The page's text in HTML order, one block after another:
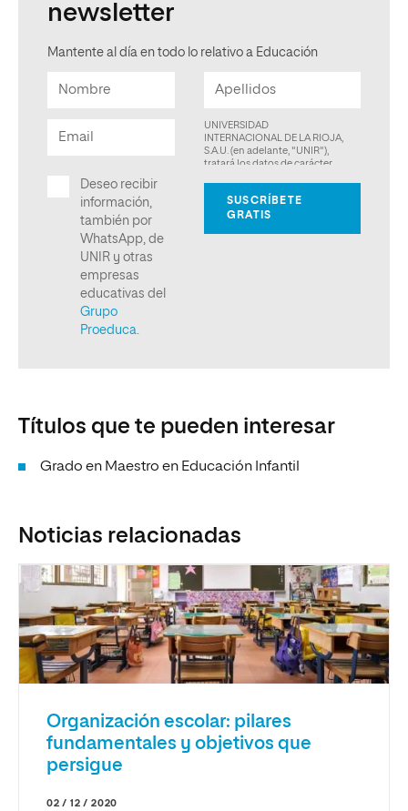
newsletter
Mantente al día en todo lo relativo a Educación
Títulos que te pueden interesar
Grado en Maestro en Educación Infantil
Noticias relacionadas
Organización escolar: pilares
fundamentales y objetivos que
persigue
02 / 12 / 2020